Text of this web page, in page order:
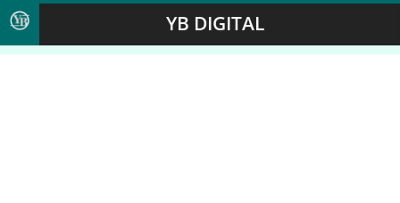
YB DIGITAL